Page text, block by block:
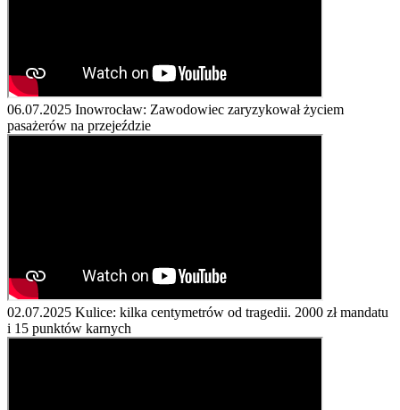
06.07.2025 Inowrocław: Zawodowiec zaryzykował życiem
pasażerów na przejeździe
02.07.2025 Kulice: kilka centymetrów od tragedii. 2000 zł mandatu
i 15 punktów karnych